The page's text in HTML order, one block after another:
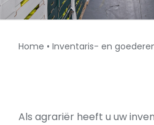
Home • Inventaris- en
Als agrariër heeft u uw